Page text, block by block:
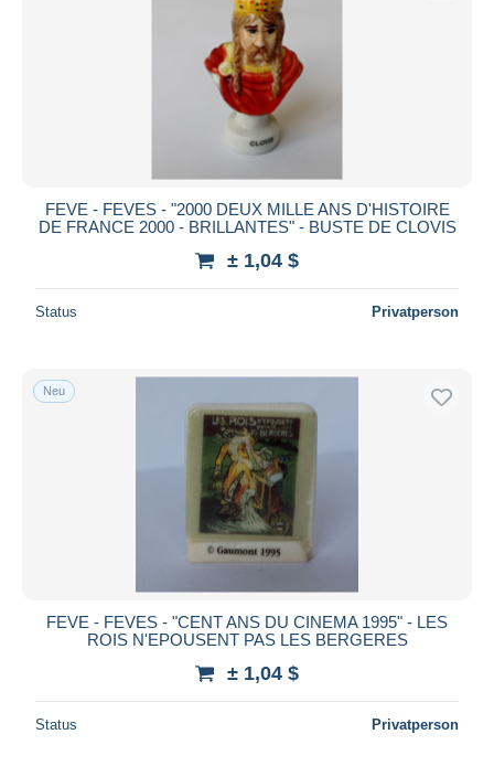
FEVE - FEVES - "2000 DEUX MILLE ANS D'HISTOIRE
DE FRANCE 2000 - BRILLANTES" - BUSTE DE CLOVIS
± 1,04 $
Status Privatperson
Neu
FEVE - FEVES - "CENT ANS DU CINEMA 1995" - LES
ROIS N'EPOUSENT PAS LES BERGERES
± 1,04 $
Status Privatperson